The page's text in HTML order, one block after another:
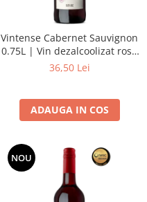
Vintense Cabernet Sauvignon
0.75L | Vin dezalcoolizat rosu
demisec
36,50 Lei
ADAUGA IN COS
NOU